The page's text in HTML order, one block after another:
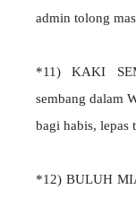
admin tolong
*11) KAKI
sembang dalam
bagi habis, lepas
*12) BULUH